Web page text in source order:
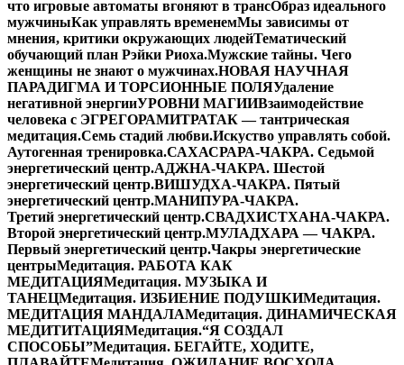
что игровые автоматы вгоняют в трансОбраз идеального
мужчиныКак управлять временемМы зависимы от
мнения, критики окружающих людейТематический
обучающий план Рэйки Риоха.Мужские тайны. Чего
женщины не знают о мужчинах.НОВАЯ НАУЧНАЯ
ПАРАДИГМА И ТОРСИОННЫЕ ПОЛЯУдаление
негативной энергииУРОВНИ МАГИИВзаимодействие
человека с ЭГРЕГОРАМИТРАТАК — тантрическая
медитация.Семь стадий любви.Искуство управлять собой.
Аутогенная тренировка.САХАСРАРА-ЧАКРА. Седьмой
энергетический центр.АДЖНА-ЧАКРА. Шестой
энергетический центр.ВИШУДХА-ЧАКРА. Пятый
энергетический центр.МАНИПУРА-ЧАКРА.
Третий энергетический центр.СВАДХИСТХАНА-ЧАКРА.
Второй энергетический центр.МУЛАДХАРА — ЧАКРА.
Первый энергетический центр.Чакры энергетические
центрыМедитация. РАБОТА КАК
МЕДИТАЦИЯМедитация. МУЗЫКА И
ТАНЕЦМедитация. ИЗБИЕНИЕ ПОДУШКИМедитация.
МЕДИТАЦИЯ МАНДАЛАМедитация. ДИНАМИЧЕСКАЯ
МЕДИТИТАЦИЯМедитация.“Я СОЗДАЛ
СПОСОБЫ”Медитация. БЕГАЙТЕ, ХОДИТЕ,